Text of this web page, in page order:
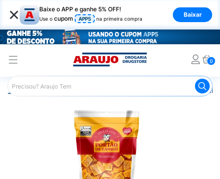
× Baixe o APP e ganhe 5% OFF!
Use o cupom APP5 na primeira compra
Baixar
0
Araujo Mercado Doce de Leite